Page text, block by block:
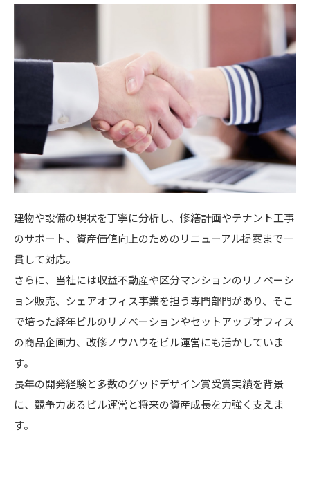
建物や設備の現状を丁寧に分析し、修繕計画やテナント工事
のサポート、資産価値向上のためのリニューアル提案まで一
貫して対応。
さらに、当社には収益不動産や区分マンションのリノベーシ
ョン販売、シェアオフィス事業を担う専門部門があり、そこ
で培った経年ビルのリノベーションやセットアップオフィス
の商品企画力、改修ノウハウをビル運営にも活かしていま
す。
長年の開発経験と多数のグッドデザイン賞受賞実績を背景
に、競争力あるビル運営と将来の資産成長を力強く支えま
す。